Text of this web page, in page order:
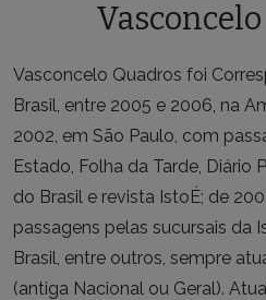
Vasconcelo Quadros foi
Brasil, entre 2005 e 2006, na
2002, em São Paulo, com
Estado, Folha da Tarde, Diário
do Brasil e revista IstoÉ; de
passagens pelas sucursais da
Brasil, entre outros, sempre
(antiga Nacional ou Geral).